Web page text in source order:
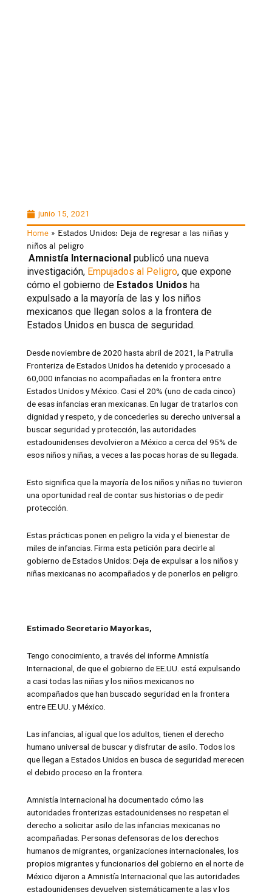
junio 15, 2021
Home » Estados Unidos: Deja de regresar a las niñas y
niños al peligro
Amnistía Internacional publicó una nueva
investigación, Empujados al Peligro, que expone
cómo el gobierno de Estados Unidos ha
expulsado a la mayoría de las y los niños
mexicanos que llegan solos a la frontera de
Estados Unidos en busca de seguridad.
Desde noviembre de 2020 hasta abril de 2021, la Patrulla
Fronteriza de Estados Unidos ha detenido y procesado a
60,000 infancias no acompañadas en la frontera entre
Estados Unidos y México. Casi el 20% (uno de cada cinco)
de esas infancias eran mexicanas. En lugar de tratarlos con
dignidad y respeto, y de concederles su derecho universal a
buscar seguridad y protección, las autoridades
estadounidenses devolvieron a México a cerca del 95% de
esos niños y niñas, a veces a las pocas horas de su llegada.
Esto significa que la mayoría de los niños y niñas no tuvieron
una oportunidad real de contar sus historias o de pedir
protección.
Estas prácticas ponen en peligro la vida y el bienestar de
miles de infancias. Firma esta petición para decirle al
gobierno de Estados Unidos: Deja de expulsar a los niños y
niñas mexicanas no acompañados y de ponerlos en peligro.
Estimado Secretario Mayorkas,
Tengo conocimiento, a través del informe Amnistía
Internacional, de que el gobierno de EE.UU. está expulsando
a casi todas las niñas y los niños mexicanos no
acompañados que han buscado seguridad en la frontera
entre EE.UU. y México.
Las infancias, al igual que los adultos, tienen el derecho
humano universal de buscar y disfrutar de asilo. Todos los
que llegan a Estados Unidos en busca de seguridad merecen
el debido proceso en la frontera.
Amnistía Internacional ha documentado cómo las
autoridades fronterizas estadounidenses no respetan el
derecho a solicitar asilo de las infancias mexicanas no
acompañadas. Personas defensoras de los derechos
humanos de migrantes, organizaciones internacionales, los
propios migrantes y funcionarios del gobierno en el norte de
México dijeron a Amnistía Internacional que las autoridades
estadounidenses devuelven sistemáticamente a las y los